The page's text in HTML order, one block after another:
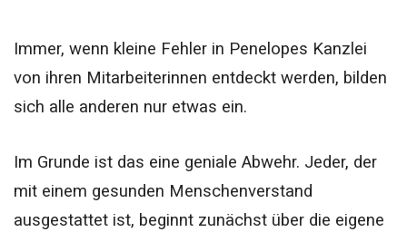
Immer, wenn kleine Fehler in Penelopes Kanzlei
von ihren Mitarbeiterinnen entdeckt werden, bilden
sich alle anderen nur etwas ein.
Im Grunde ist das eine geniale Abwehr. Jeder, der
mit einem gesunden Menschenverstand
ausgestattet ist, beginnt zunächst über die eigene